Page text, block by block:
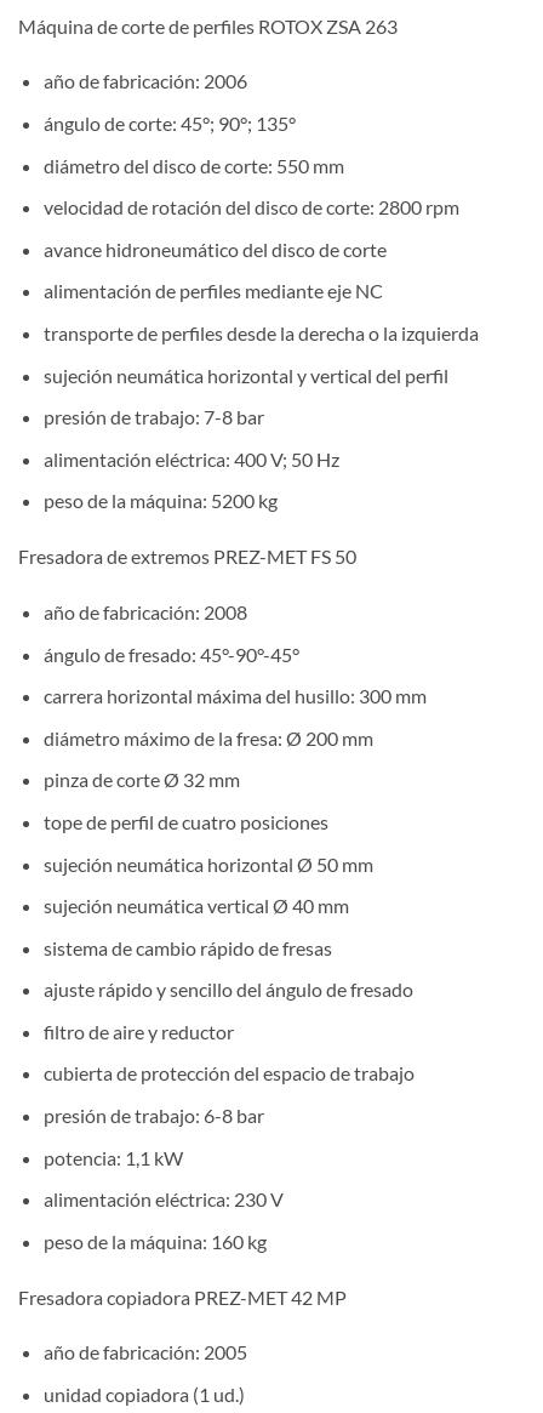
Máquina de corte de perfiles ROTOX ZSA 263
año de fabricación: 2006
ángulo de corte: 45°; 90°; 135°
diámetro del disco de corte: 550 mm
velocidad de rotación del disco de corte: 2800 rpm
avance hidroneumático del disco de corte
alimentación de perfiles mediante eje NC
transporte de perfiles desde la derecha o la izquierda
sujeción neumática horizontal y vertical del perfil
presión de trabajo: 7-8 bar
alimentación eléctrica: 400 V; 50 Hz
peso de la máquina: 5200 kg
Fresadora de extremos PREZ-MET FS 50
año de fabricación: 2008
ángulo de fresado: 45°-90°-45°
carrera horizontal máxima del husillo: 300 mm
diámetro máximo de la fresa: Ø 200 mm
pinza de corte Ø 32 mm
tope de perfil de cuatro posiciones
sujeción neumática horizontal Ø 50 mm
sujeción neumática vertical Ø 40 mm
sistema de cambio rápido de fresas
ajuste rápido y sencillo del ángulo de fresado
filtro de aire y reductor
cubierta de protección del espacio de trabajo
presión de trabajo: 6-8 bar
potencia: 1,1 kW
alimentación eléctrica: 230 V
peso de la máquina: 160 kg
Fresadora copiadora PREZ-MET 42 MP
año de fabricación: 2005
unidad copiadora (1 ud.)